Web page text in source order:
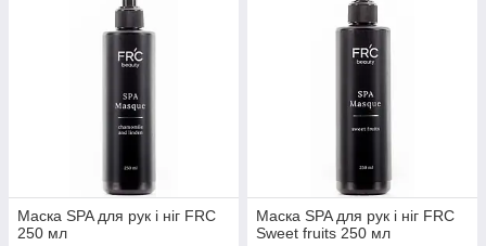
Маска SPA для рук і ніг FRC
250 мл
Маска SPA для рук і ніг FRC
Sweet fruits 250 мл